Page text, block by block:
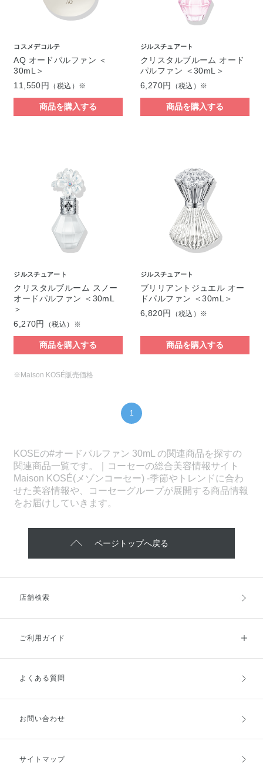
コスメデコルテ
AQ オードパルファン ＜
30mL＞
11,550円
（税込）※
商品を購入する
ジルスチュアート
クリスタルブルーム オード
パルファン ＜30mL＞
6,270円
（税込）※
商品を購入する
ジルスチュアート
クリスタルブルーム スノー
オードパルファン ＜30mL
＞
6,270円
（税込）※
商品を購入する
ジルスチュアート
ブリリアントジュエル オー
ドパルファン ＜30mL＞
6,820円
（税込）※
商品を購入する
※Maison KOSÉ販売価格
1
KOSEの#オードパルファン 30mL の関連商品を探すの
関連商品一覧です。｜コーセーの総合美容情報サイト
Maison KOSÉ(メゾンコーセー) -季節やトレンドに合わ
せた美容情報や、コーセーグループが展開する商品情報
をお届けしていきます。
ページトップへ戻る
店舗検索
ご利用ガイド
ご利用ガイドトップ
お支払方法
キャンセル・返品・交換
よくある質問
お問い合わせ
サイトマップ